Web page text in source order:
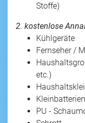
Stoffe)
2. kostenlose
Kühlgeräte
Fernseher /
etc.)
Kleinbatterien
PU -